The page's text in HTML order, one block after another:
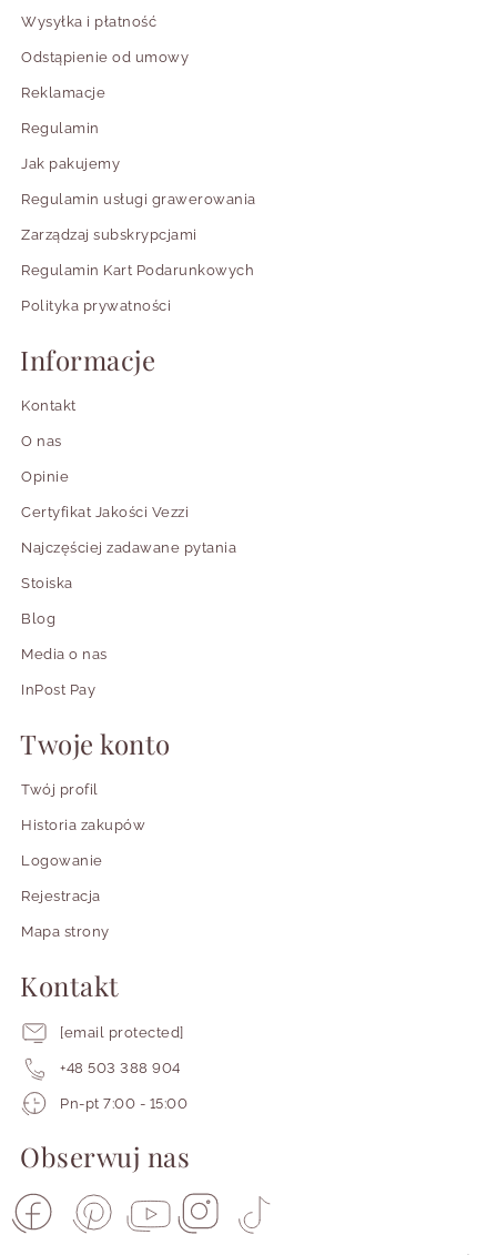
Wysyłka i płatność
Odstąpienie od umowy
Reklamacje
Regulamin
Jak pakujemy
Regulamin usługi grawerowania
Zarządzaj subskrypcjami
Regulamin Kart Podarunkowych
Polityka prywatności
Informacje
Kontakt
O nas
Opinie
Certyfikat Jakości Vezzi
Najczęściej zadawane pytania
Stoiska
Blog
Media o nas
InPost Pay
Twoje konto
Twój profil
Historia zakupów
Logowanie
Rejestracja
Mapa strony
Kontakt
[email protected]
+48 503 388 904
Pracujemy
poniedziałku
do
od
siódmej
Pn-pt 7:00 - 15:00
Obserwuj nas